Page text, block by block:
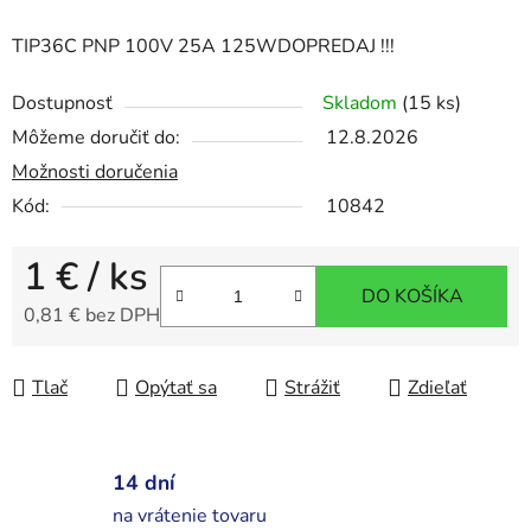
TIP36C PNP 100V 25A 125WDOPREDAJ !!!
Dostupnosť Skladom (15 ks)
Môžeme doručiť do:
12.8.2026
Možnosti doručenia
Kód:
10842
1 €/ ks
0,81 € bez DPH
DO KOŠÍKA
Tlač Opýtať sa Strážiť Zdieľať
14 dní
na vrátenie tovaru